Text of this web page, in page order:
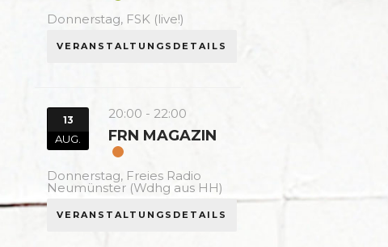
Donnerstag, FSK (live!)
VERANSTALTUNGSDETAILS
13
AUG.
20:00 - 22:00
FRN MAGAZIN
Donnerstag, Freies Radio
Neumünster (Wdhg aus HH)
VERANSTALTUNGSDETAILS